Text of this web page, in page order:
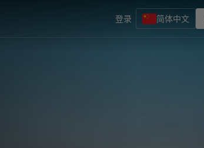
登录 简体中文